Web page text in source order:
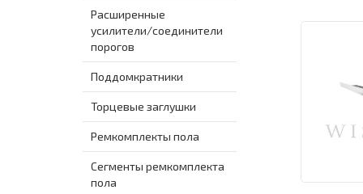
Расширенные
усилители/соединители
порогов
Поддомкратники
Торцевые заглушки
Ремкомплекты пола
Сегменты ремкомплекта
пола